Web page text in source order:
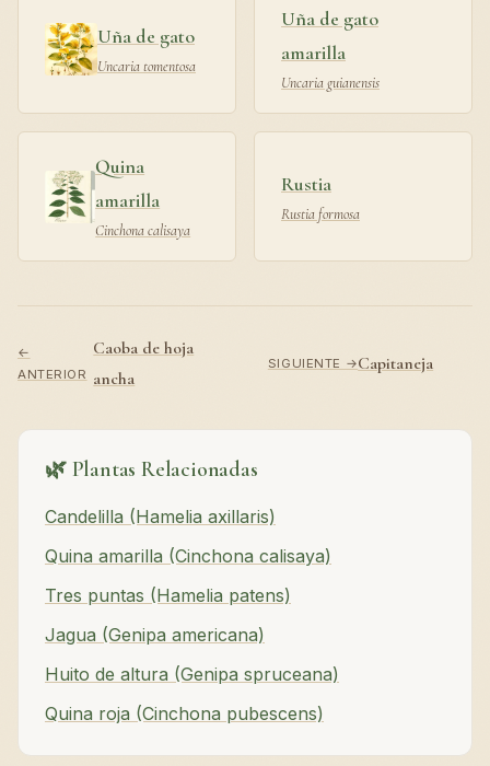
Uña de gato
Uncaria tomentosa
Uña de gato
amarilla
Uncaria guianensis
Quina
amarilla
Cinchona calisaya
Rustia
Rustia formosa
←
ANTERIOR
Caoba de hoja
ancha
SIGUIENTE →Capitaneja
🌿 Plantas Relacionadas
Candelilla (Hamelia axillaris)
Quina amarilla (Cinchona calisaya)
Tres puntas (Hamelia patens)
Jagua (Genipa americana)
Huito de altura (Genipa spruceana)
Quina roja (Cinchona pubescens)